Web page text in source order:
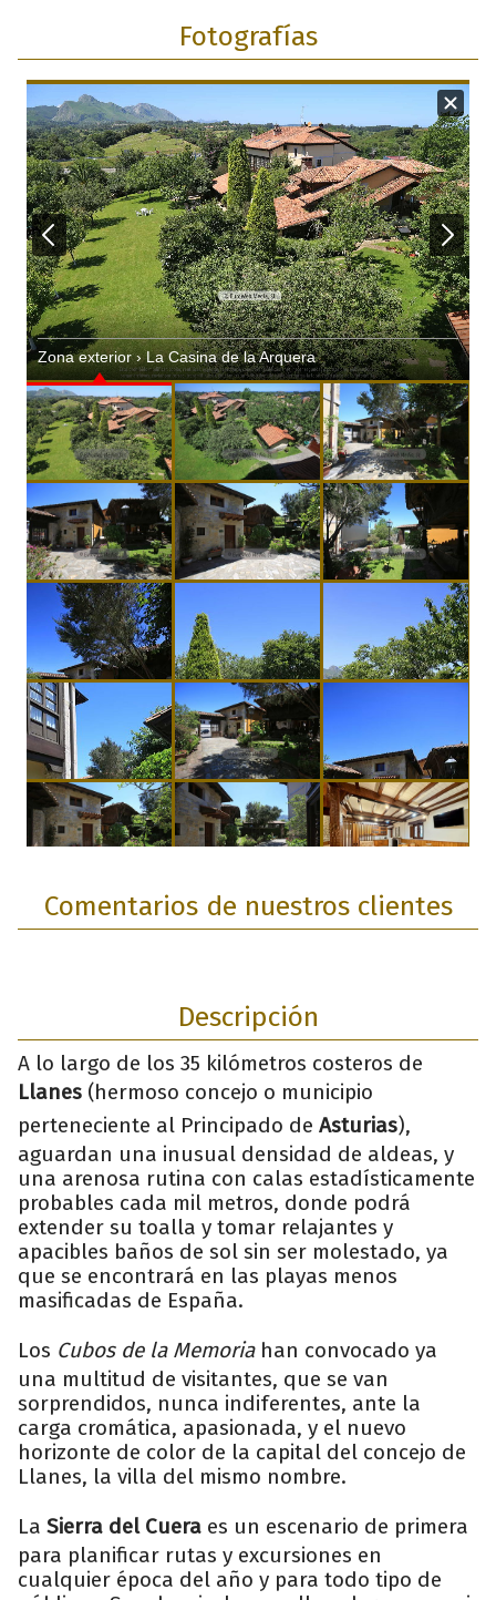
Fotografías
Comentarios de nuestros clientes
Descripción
A lo largo de los 35 kilómetros costeros de
Llanes (hermoso concejo o municipio
perteneciente al Principado de Asturias),
aguardan una inusual densidad de aldeas, y
una arenosa rutina con calas estadísticamente
probables cada mil metros, donde podrá
extender su toalla y tomar relajantes y
apacibles baños de sol sin ser molestado, ya
que se encontrará en las playas menos
masificadas de España.
Los Cubos de la Memoriahan convocado ya
una multitud de visitantes, que se van
sorprendidos, nunca indiferentes, ante la
carga cromática, apasionada, y el nuevo
horizonte de color de la capital del concejo de
Llanes, la villa del mismo nombre.
La Sierra del Cuera es un escenario de primera
para planificar rutas y excursiones en
cualquier época del año y para todo tipo de